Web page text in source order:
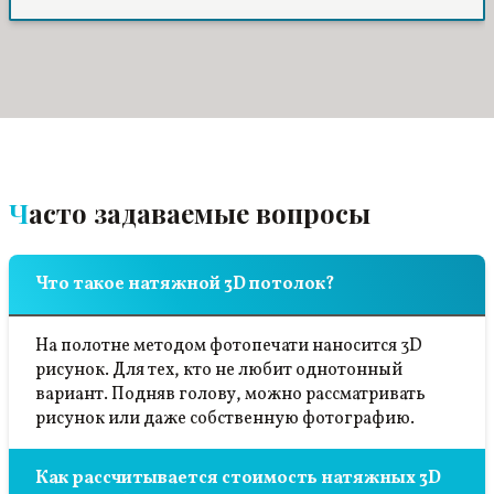
потолка. Был небольшой прецедент, но полотно
Часто задаваемые вопросы
Что такое натяжной 3D потолок?
На полотне методом фотопечати наносится 3D
рисунок. Для тех, кто не любит однотонный
вариант. Подняв голову, можно рассматривать
рисунок или даже собственную фотографию.
Как рассчитывается стоимость натяжных 3D